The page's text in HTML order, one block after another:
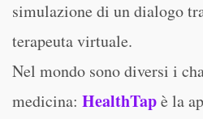
simulazione di un dialogo
terapeuta virtuale.
Nel mondo sono diversi i
medicina: HealthTapè la